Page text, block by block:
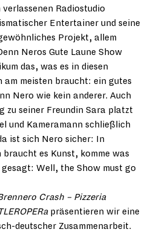
Radiostudio
Entertainer und seine
Projekt, allem
Neros Gute Laune Show
das, was es in diesen
am meisten braucht: ein gutes
Nero wie kein anderer. Auch
zu seiner Freundin Sara platzt
und Kameramann schließlich
ist sich Nero sicher: In
es Kunst, komme was
Well, the Show must go
Crash – Pizzeria
präsentieren wir eine
deutscher Zusammenarbeit.